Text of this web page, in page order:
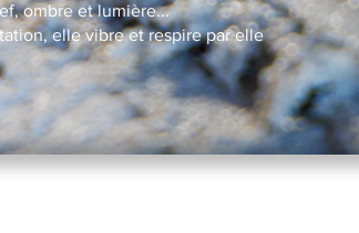
ombre et lumière...
elle vibre et respire par elle